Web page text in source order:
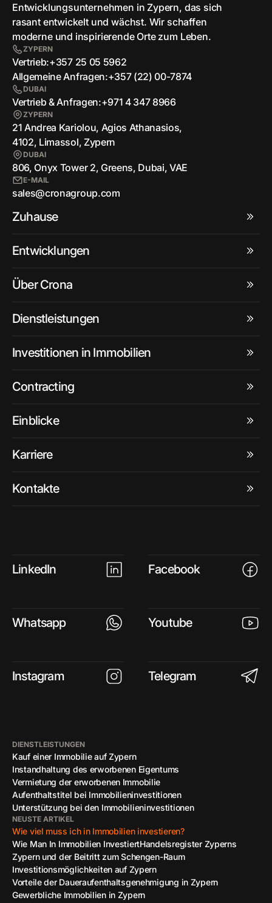
Entwicklungsunternehmen in Zypern, das sich
rasant entwickelt und wächst. Wir schaffen
moderne und inspirierende Orte zum Leben.
ZYPERN
Vertrieb:+357 25 05 5962
Allgemeine Anfragen:+357 (22) 00-7874
DUBAI
Vertrieb & Anfragen:+971 4 347 8966
ZYPERN
21 Andrea Kariolou, Agios Athanasios,
4102, Limassol, Zypern
DUBAI
806, Onyx Tower 2, Greens, Dubai, VAE
E-MAIL
sales@cronagroup.com
Zuhause
Entwicklungen
Über Crona
Dienstleistungen
Investitionen in Immobilien
Contracting
Einblicke
Karriere
Kontakte
LinkedIn Facebook
Whatsapp Youtube
Instagram Telegram
DIENSTLEISTUNGEN
Kauf einer Immobilie auf Zypern
Instandhaltung des erworbenen Eigentums
Vermietung der erworbenen Immobilie
Aufenthaltstitel bei Immobilieninvestitionen
Unterstützung bei den Immobilieninvestitionen
NEUSTE ARTIKEL
Wie viel muss ich in Immobilien investieren?
Wie Man In Immobilien InvestiertHandelsregister Zyperns
Zypern und der Beitritt zum Schengen-Raum
Investitionsmöglichkeiten auf Zypern
Vorteile der Daueraufenthaltsgenehmigung in Zypern
Gewerbliche Immobilien in Zypern